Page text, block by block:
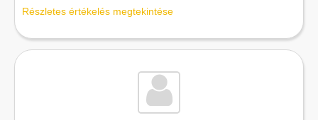
Részletes értékelés megtekintése